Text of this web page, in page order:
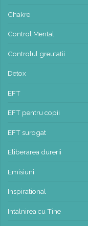
Chakre
Control Mental
Controlul greutatii
Detox
EFT
EFT pentru copii
EFT surogat
Eliberarea durerii
Emisiuni
Inspirational
Intalnirea cu Tine